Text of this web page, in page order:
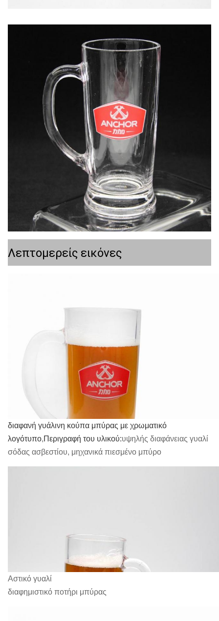
Λεπτομερείς εικόνες
διαφανή γυάλινη κούπα μπύρας με χρωματικό
λογότυπο,Περιγραφή του υλικού:υψηλής διαφάνειας γυαλί
σόδας ασβεστίου, μηχανικά πιεσμένο μπύρο
Αστικό γυαλί
διαφημιστικό ποτήρι μπύρας